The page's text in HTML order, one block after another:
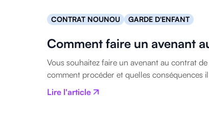
CONTRAT NOUNOU GARDE D'ENFANT
Comment faire un avenant
Vous souhaitez faire un avenant au contrat
comment procéder et quelles conséquences
Lire l'article